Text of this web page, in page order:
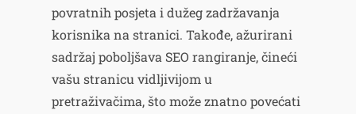
povratnih posjeta i dužeg zadržavanja
korisnika na stranici. Takođe, ažurirani
sadržaj poboljšava SEO rangiranje, čineći
vašu stranicu vidljivijom u
pretraživačima, što može znatno povećati